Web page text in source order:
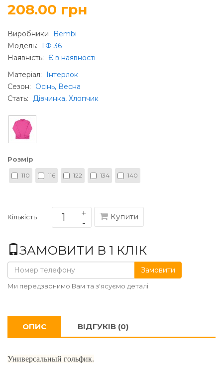
208.00 грн
Виробники
Bembi
Модель:
ГФ 36
Наявність:
Є в наявності
Матеріал:
Інтерлок
Сезон:
Осінь, Весна
Стать: Дівчинка, Хлопчик
Розмір
110 116 122 134 140
Кількість Купити
ЗАМОВИТИ В 1 КЛІК
Замовити
Ми передзвонимо Вам та з'ясуємо деталі
ОПИС ВІДГУКІВ (0)
Универсальный гольфик.